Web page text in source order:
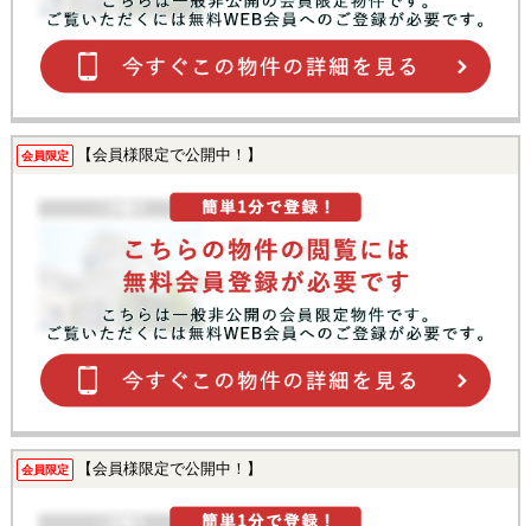
会員限定 【会員様限定で公開中！】
会員限定 【会員様限定で公開中！】